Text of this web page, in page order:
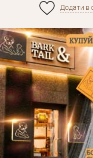
Додати в
Особисті дані